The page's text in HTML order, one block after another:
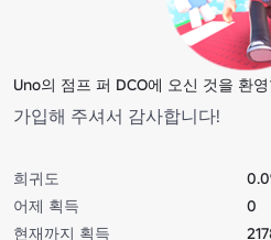
Uno의 점프 퍼 DCO에 오신 것을 환
가입해 주셔서 감사합니다!
희귀도
어제 획득
0
현재까지 획득